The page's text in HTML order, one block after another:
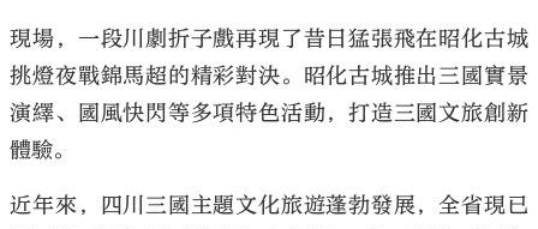
現場，一段川劇折子戲再現了昔日猛張飛在昭化古城
挑燈夜戰錦馬超的精彩對決。昭化古城推出三國實景
演繹、國風快閃等多項特色活動，打造三國文旅創新
體驗。
近年來，四川三國主題文化旅遊蓬勃發展，全省現已